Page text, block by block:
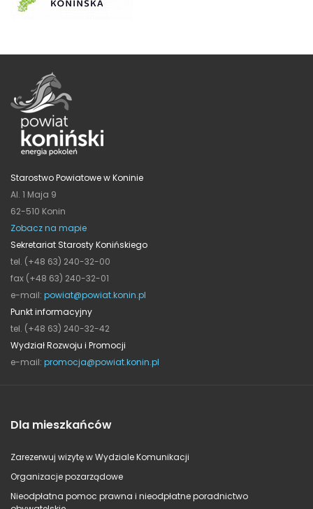
Starostwo Powiatowe w Koninie
Al. 1 Maja 9
62-510 Konin
Zobacz na mapie
Sekretariat Starosty Konińskiego
tel. (+48 63) 240-32-00
fax (+48 63) 240-32-01
e-mail: powiat@powiat.konin.pl
Punkt informacyjny
tel. (+48 63) 240-32-42
Wydział Rozwoju i Promocji
e-mail: promocja@powiat.konin.pl
Dla mieszkańców
Zarezerwuj wizytę w Wydziale Komunikacji
Organizacje pozarządowe
Nieodpłatna pomoc prawna i nieodpłatne poradnictwo